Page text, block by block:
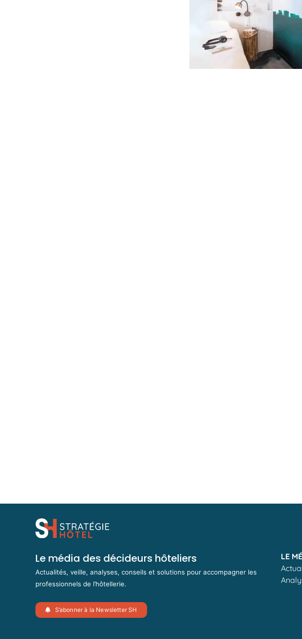
Le média des décideurs hôteliers
Actualités, veille, analyses, conseils et solutions pour accompagner les
professionnels de l’hôtellerie.
S’abonner à la Newsletter SH
LE